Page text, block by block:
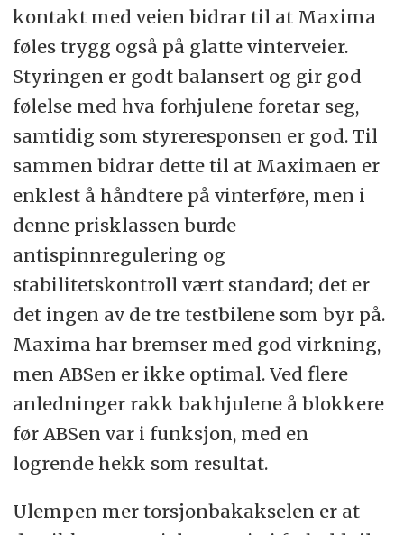
kontakt med veien bidrar til at Maxima
føles trygg også på glatte vinterveier.
Styringen er godt balansert og gir god
følelse med hva forhjulene foretar seg,
samtidig som styreresponsen er god. Til
sammen bidrar dette til at Maximaen er
enklest å håndtere på vinterføre, men i
denne prisklassen burde
antispinnregulering og
stabilitetskontroll vært standard; det er
det ingen av de tre testbilene som byr på.
Maxima har bremser med god virkning,
men ABSen er ikke optimal. Ved flere
anledninger rakk bakhjulene å blokkere
før ABSen var i funksjon, med en
logrende hekk som resultat.
Ulempen mer torsjonbakakselen er at